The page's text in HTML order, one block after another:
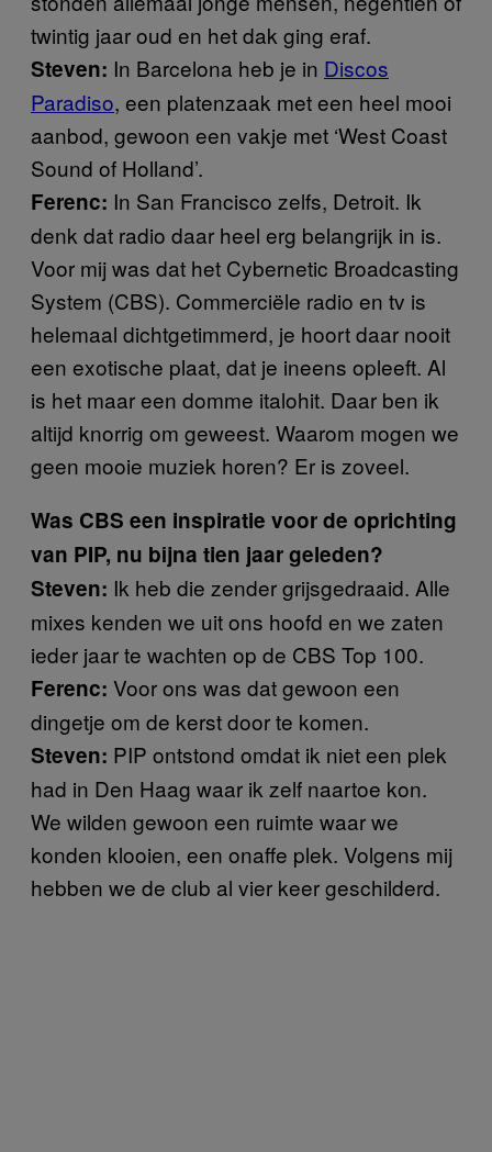
twintig jaar oud en het dak ging eraf.
Steven: In Barcelona heb je in Discos
Paradiso, een platenzaak met een heel mooi
aanbod, gewoon een vakje met ‘West Coast
Sound of Holland’.
Ferenc: In San Francisco zelfs, Detroit. Ik
denk dat radio daar heel erg belangrijk in is.
Voor mij was dat het Cybernetic Broadcasting
System (CBS). Commerciële radio en tv is
helemaal dichtgetimmerd, je hoort daar nooit
een exotische plaat, dat je ineens opleeft. Al
is het maar een domme italohit. Daar ben ik
altijd knorrig om geweest. Waarom mogen we
geen mooie muziek horen? Er is zoveel.
Was CBS een inspiratie voor de oprichting
van PIP, nu bijna tien jaar geleden?
Steven: Ik heb die zender grijsgedraaid. Alle
mixes kenden we uit ons hoofd en we zaten
ieder jaar te wachten op de CBS Top 100.
Ferenc: Voor ons was dat gewoon een
dingetje om de kerst door te komen.
Steven: PIP ontstond omdat ik niet een plek
had in Den Haag waar ik zelf naartoe kon.
We wilden gewoon een ruimte waar we
konden klooien, een onaffe plek. Volgens mij
hebben we de club al vier keer geschilderd.